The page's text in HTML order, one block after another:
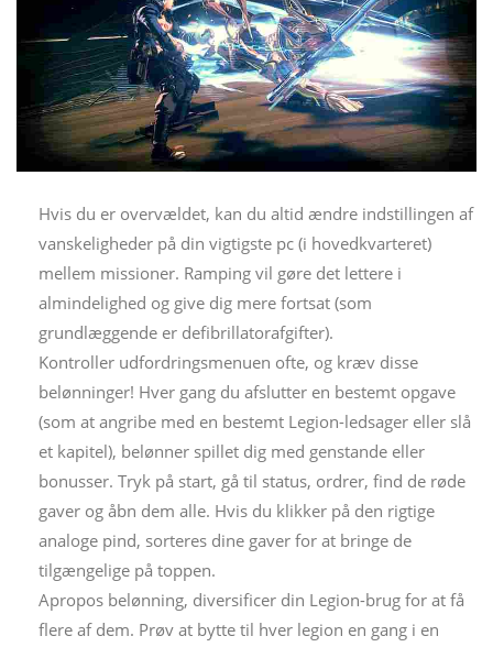
Hvis du er overvældet, kan du altid ændre indstillingen af
​​vanskeligheder på din vigtigste pc (i hovedkvarteret)
mellem missioner. Ramping vil gøre det lettere i
almindelighed og give dig mere fortsat (som
grundlæggende er defibrillatorafgifter).
Kontroller udfordringsmenuen ofte, og kræv disse
belønninger! Hver gang du afslutter en bestemt opgave
(som at angribe med en bestemt Legion-ledsager eller slå
et kapitel), belønner spillet dig med genstande eller
bonusser. Tryk på start, gå til status, ordrer, find de røde
gaver og åbn dem alle. Hvis du klikker på den rigtige
analoge pind, sorteres dine gaver for at bringe de
tilgængelige på toppen.
Apropos belønning, diversificer din Legion-brug for at få
flere af dem. Prøv at bytte til hver legion en gang i en